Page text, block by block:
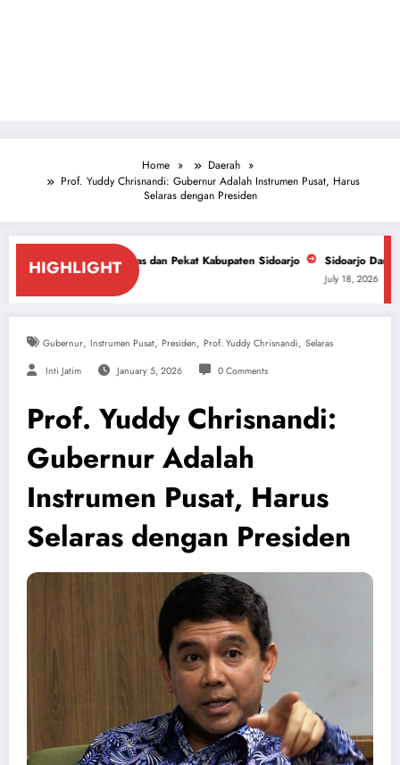
Home
Daerah
Prof. Yuddy Chrisnandi: Gubernur Adalah Instrumen Pusat, Harus
Selaras dengan Presiden
HIGHLIGHT
dan Pekat Kabupaten Sidoarjo Sidoarjo Darurat Miras dan Narkoba,
Gubernur, Instrumen Pusat, Presiden, Prof. Yuddy Chrisnandi, Selaras
Inti Jatim January 5, 2026 0 Comments
Prof. Yuddy Chrisnandi:
Gubernur Adalah
Instrumen Pusat, Harus
Selaras dengan Presiden